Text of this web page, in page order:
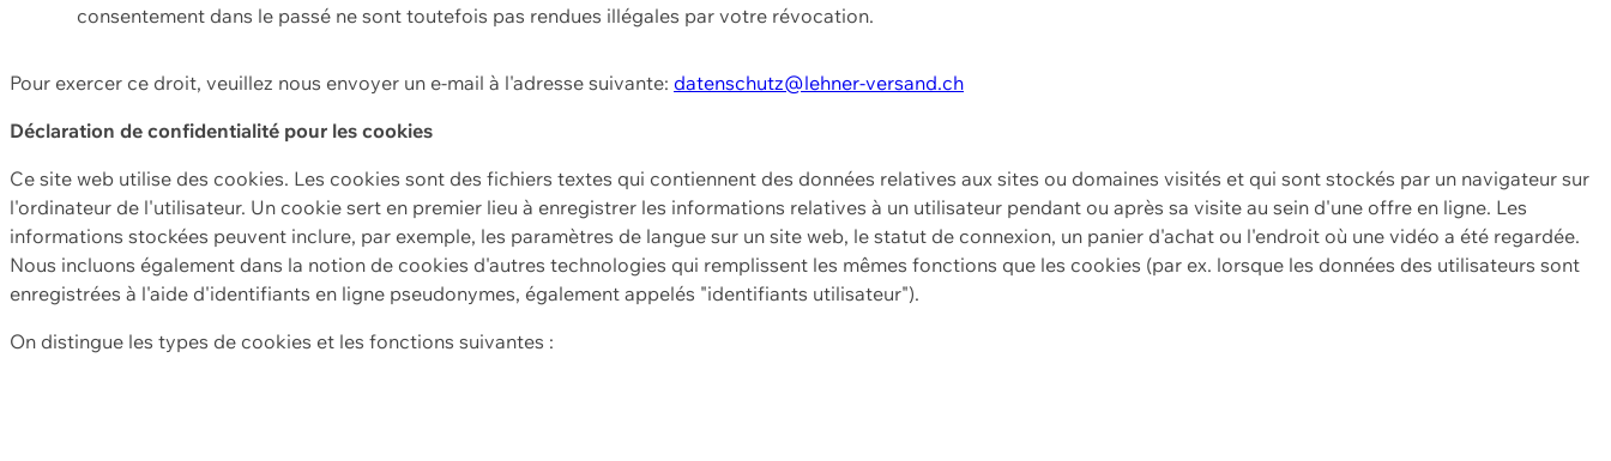
consentement dans le passé ne sont toutefois pas rendues illégales par votre révocation.
Pour exercer ce droit, veuillez nous envoyer un e-mail à l'adresse suivante: datenschutz@lehner-versand.ch
Déclaration de confidentialité pour les cookies
Ce site web utilise des cookies. Les cookies sont des fichiers textes qui contiennent des données relatives aux sites ou domaines visités et qui sont stockés par un navigateur sur
l'ordinateur de l'utilisateur. Un cookie sert en premier lieu à enregistrer les informations relatives à un utilisateur pendant ou après sa visite au sein d'une offre en ligne. Les
informations stockées peuvent inclure, par exemple, les paramètres de langue sur un site web, le statut de connexion, un panier d'achat ou l'endroit où une vidéo a été regardée.
Nous incluons également dans la notion de cookies d'autres technologies qui remplissent les mêmes fonctions que les cookies (par ex. lorsque les données des utilisateurs sont
enregistrées à l'aide d'identifiants en ligne pseudonymes, également appelés "identifiants utilisateur").
On distingue les types de cookies et les fonctions suivantes :